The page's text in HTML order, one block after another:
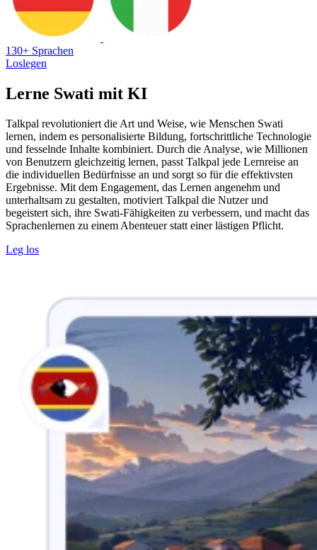
130+ Sprachen
Loslegen
Lerne Swati mit KI
Talkpal revolutioniert die Art und Weise, wie Menschen Swati
lernen, indem es personalisierte Bildung, fortschrittliche Technologie
und fesselnde Inhalte kombiniert. Durch die Analyse, wie Millionen
von Benutzern gleichzeitig lernen, passt Talkpal jede Lernreise an
die individuellen Bedürfnisse an und sorgt so für die effektivsten
Ergebnisse. Mit dem Engagement, das Lernen angenehm und
unterhaltsam zu gestalten, motiviert Talkpal die Nutzer und
begeistert sich, ihre Swati-Fähigkeiten zu verbessern, und macht das
Sprachenlernen zu einem Abenteuer statt einer lästigen Pflicht.
Leg los